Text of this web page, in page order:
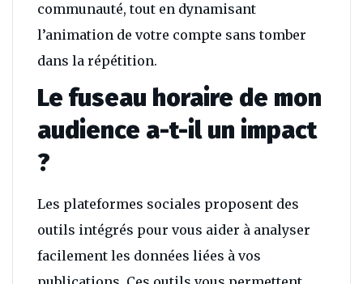
communauté, tout en dynamisant
l’animation de votre compte sans tomber
dans la répétition.
Le fuseau horaire de mon
audience a-t-il un impact
?
Les plateformes sociales proposent des
outils intégrés pour vous aider à analyser
facilement les données liées à vos